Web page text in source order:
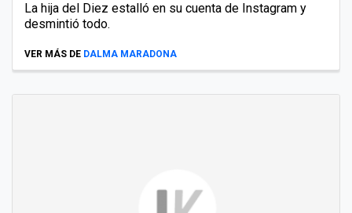
La hija del Diez estalló en su cuenta de Instagram y
desmintió todo.
VER MÁS DE DALMA MARADONA